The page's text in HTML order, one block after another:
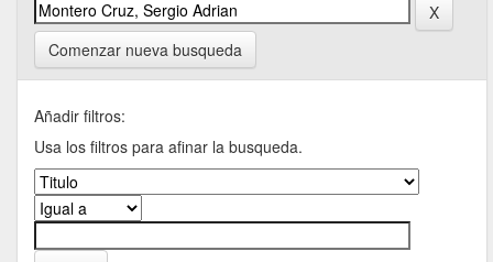
Comenzar nueva busqueda
Añadir filtros:
Usa los filtros para afinar la busqueda.